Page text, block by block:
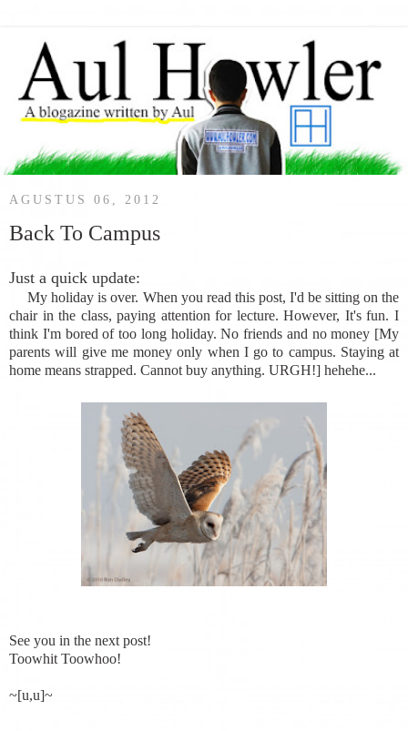
AGUSTUS 06, 2012
Back To Campus
Just a quick update:
My holiday is over. When you read this post, I'd be sitting on the
chair in the class, paying attention for lecture. However, It's fun. I
think I'm bored of too long holiday. No friends and no money [My
parents will give me money only when I go to campus. Staying at
home means strapped. Cannot buy anything. URGH!] hehehe...
See you in the next post!
Toowhit Toowhoo!
~[u,u]~